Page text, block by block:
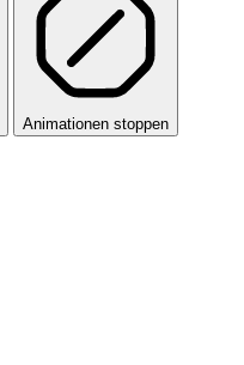
Animationen stoppen